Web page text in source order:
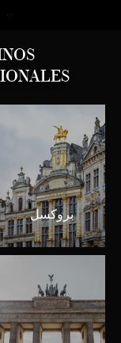
بروكسل